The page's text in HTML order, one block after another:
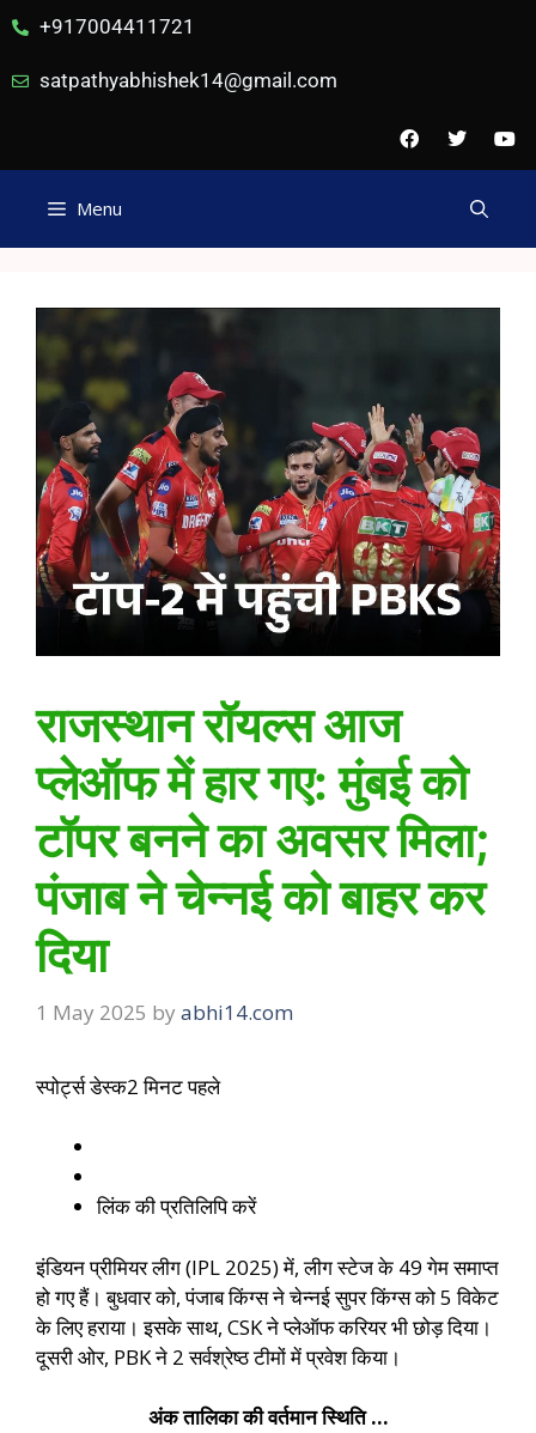
+917004411721
satpathyabhishek14@gmail.com
Menu
राजस्थान रॉयल्स आज
प्लेऑफ में हार गए: मुंबई को
टॉपर बनने का अवसर मिला;
पंजाब ने चेन्नई को बाहर कर
दिया
1 May 2025 by abhi14.com
स्पोर्ट्स डेस्क2 मिनट पहले
लिंक की प्रतिलिपि करें
इंडियन प्रीमियर लीग (IPL 2025) में, लीग स्टेज के 49 गेम समाप्त
हो गए हैं। बुधवार को, पंजाब किंग्स ने चेन्नई सुपर किंग्स को 5 विकेट
के लिए हराया। इसके साथ, CSK ने प्लेऑफ करियर भी छोड़ दिया।
दूसरी ओर, PBK ने 2 सर्वश्रेष्ठ टीमों में प्रवेश किया।
अंक तालिका की वर्तमान स्थिति …